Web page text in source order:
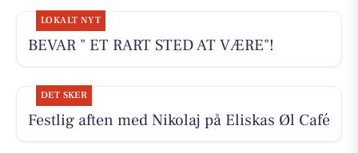
LOKALT NYT
BEVAR " ET RART STED AT VÆRE"!
DET SKER
Festlig aften med Nikolaj på Eliskas Øl Café